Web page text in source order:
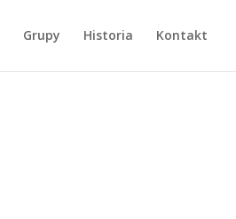
Grupy Historia Kontakt